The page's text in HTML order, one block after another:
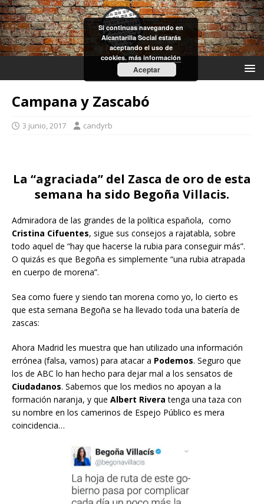
Campana y Zascabó
3 junio, 2017 candyrb
La “agraciada” del Zasca de oro de esta
semana ha sido Begoña Villacis.
Admiradora de las grandes de la política española, como
Cristina Cifuentes, sigue sus consejos a rajatabla, sobre
todo aquel de “hay que hacerse la rubia para conseguir más”.
O quizás es que Begoña es simplemente “una rubia atrapada
en cuerpo de morena”.
Sea como fuere y siendo tan morena como yo, lo cierto es
que esta semana Begoña se ha llevado toda una batería de
zascas:
Ahora Madrid les muestra que han utilizado una información
errónea (falsa, vamos) para atacar a Podemos. Seguro que
los de ABC lo han hecho para dejar mal a los sensatos de
Ciudadanos. Sabemos que los medios no apoyan a la
formación naranja, y que Albert Rivera tenga una taza con
su nombre en los camerinos de Espejo Público es mera
coincidencia…
Si continuas navegando en
Alcantarilla Social estarás
aceptando el uso de
cookies.más información
Aceptar